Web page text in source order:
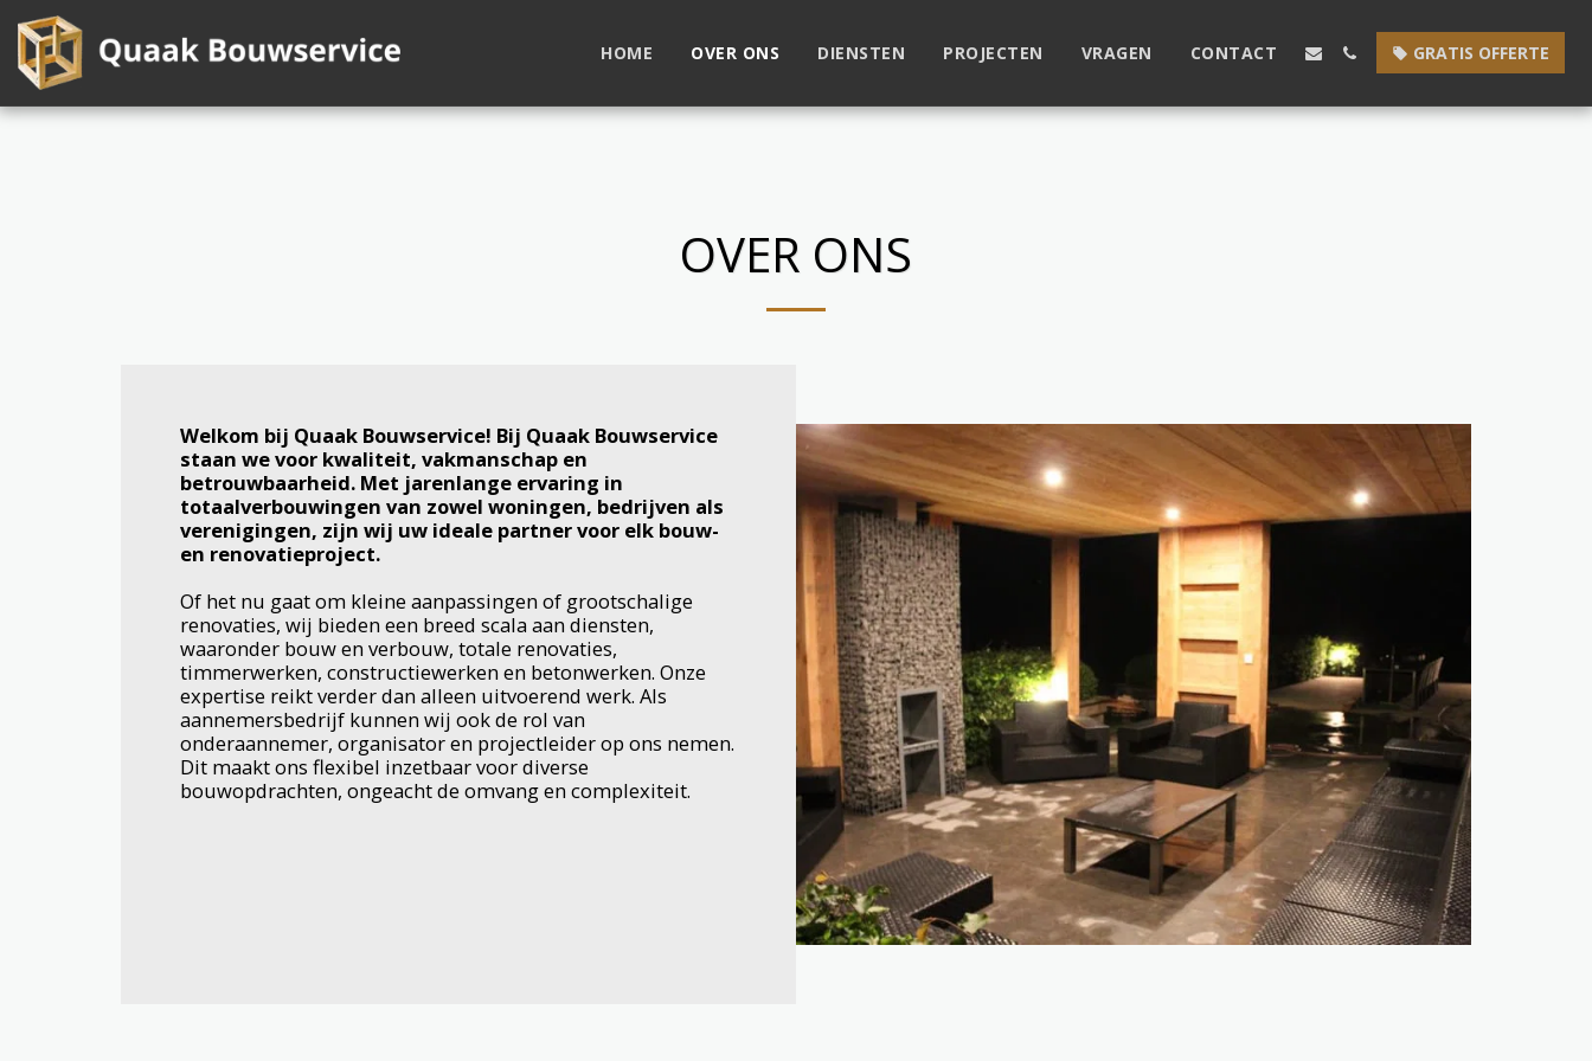
HOME OVER ONS DIENSTEN PROJECTEN VRAGEN CONTACT GRATIS OFFERTE
OVER ONS
Welkom bij Quaak Bouwservice! Bij Quaak Bouwservice
staan we voor kwaliteit, vakmanschap en
betrouwbaarheid. Met jarenlange ervaring in
totaalverbouwingen van zowel woningen, bedrijven als
verenigingen, zijn wij uw ideale partner voor elk bouw-
en renovatieproject.
Of het nu gaat om kleine aanpassingen of grootschalige
renovaties, wij bieden een breed scala aan diensten,
waaronder bouw en verbouw, totale renovaties,
timmerwerken, constructiewerken en betonwerken. Onze
expertise reikt verder dan alleen uitvoerend werk. Als
aannemersbedrijf kunnen wij ook de rol van
onderaannemer, organisator en projectleider op ons nemen.
Dit maakt ons flexibel inzetbaar voor diverse
bouwopdrachten, ongeacht de omvang en complexiteit.